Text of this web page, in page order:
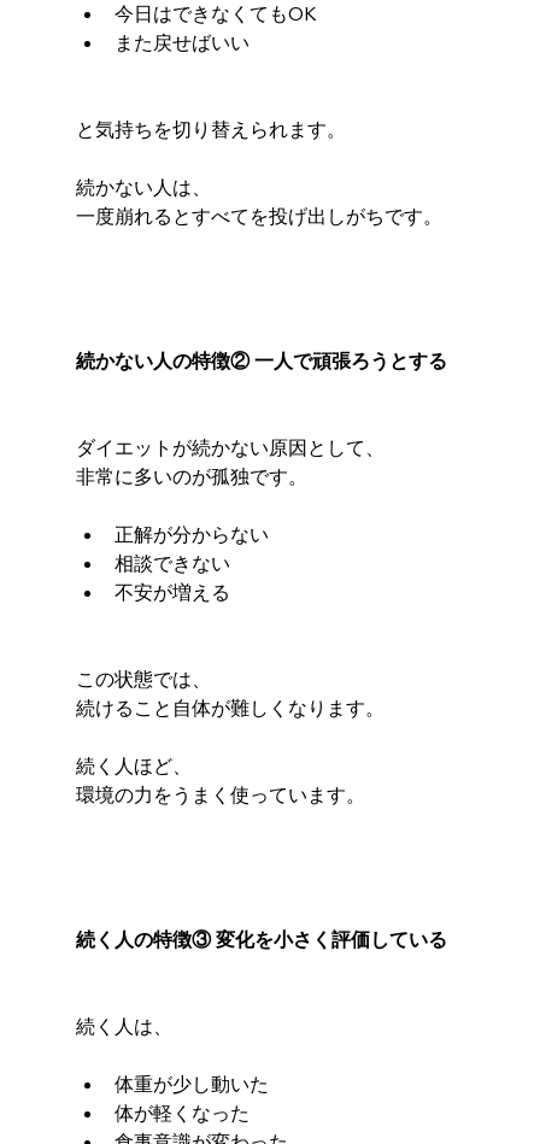
今日はできなくてもOK
また戻せばいい
と気持ちを切り替えられます。
続かない人は、
一度崩れるとすべてを投げ出しがちです。
続かない人の特徴② 一人で頑張ろうとする
ダイエットが続かない原因として、
非常に多いのが孤独です。
正解が分からない
相談できない
不安が増える
この状態では、
続けること自体が難しくなります。
続く人ほど、
環境の力をうまく使っています。
続く人の特徴③ 変化を小さく評価している
続く人は、
体重が少し動いた
体が軽くなった